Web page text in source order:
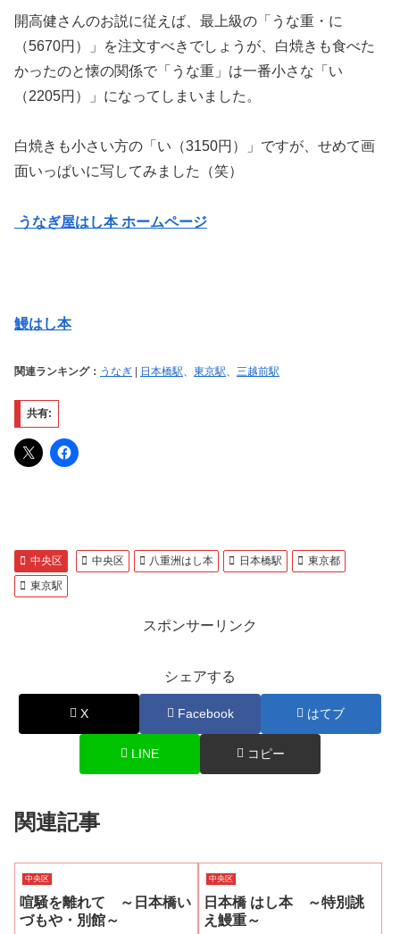
開高健さんのお説に従えば、最上級の「うな重・に
（5670円）」を注文すべきでしょうが、白焼きも食べた
かったのと懐の関係で「うな重」は一番小さな「い
（2205円）」になってしまいました。
白焼きも小さい方の「い（3150円）」ですが、せめて画
面いっぱいに写してみました（笑）
うなぎ屋はし本 ホームページ
鰻はし本
関連ランキング： うなぎ | 日本橋駅 東京駅 三越前駅
共有:
中央区 中央区 八重洲はし本 日本橋駅
東京都
東京駅
スポンサーリンク
シェアする
X Facebook はてブ
LINE コピー
関連記事
中央区
喧騒を離れて ～日本橋い
づもや・別館～
中央区
日本橋 はし本 ～特別誂
え鰻重～